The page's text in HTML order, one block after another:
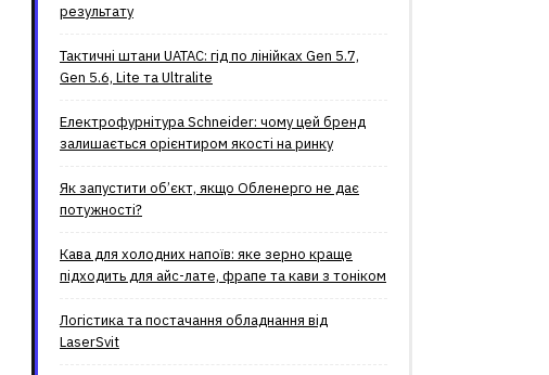
результату
Тактичні штани UATAC: гід по лінійках Gen 5.7,
Gen 5.6, Lite та Ultralite
Електрофурнітура Schneider: чому цей бренд
залишається орієнтиром якості на ринку
Як запустити об’єкт, якщо Обленерго не дає
потужності?
Кава для холодних напоїв: яке зерно краще
підходить для айс-лате, фрапе та кави з тоніком
Логістика та постачання обладнання від
LaserSvit